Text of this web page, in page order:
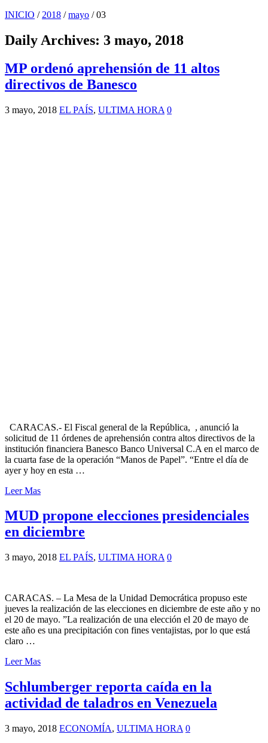
INICIO / 2018 / mayo / 03
Daily Archives: 3 mayo, 2018
MP ordenó aprehensión de 11 altos
directivos de Banesco
3 mayo, 2018 EL PAÍS, ULTIMA HORA 0
CARACAS.- El Fiscal general de la República, , anunció la
solicitud de 11 órdenes de aprehensión contra altos directivos de la
institución financiera Banesco Banco Universal C.A en el marco de
la cuarta fase de la operación “Manos de Papel”. “Entre el día de
ayer y hoy en esta …
Leer Mas
MUD propone elecciones presidenciales
en diciembre
3 mayo, 2018 EL PAÍS, ULTIMA HORA 0
CARACAS. – La Mesa de la Unidad Democrática propuso este
jueves la realización de las elecciones en diciembre de este año y no
el 20 de mayo. ”La realización de una elección el 20 de mayo de
este año es una precipitación con fines ventajistas, por lo que está
claro …
Leer Mas
Schlumberger reporta caída en la
actividad de taladros en Venezuela
3 mayo, 2018 ECONOMÍA, ULTIMA HORA 0